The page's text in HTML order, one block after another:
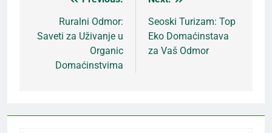
Кретање
чланка
Ruralni Odmor:
Saveti za Uživanje u
Organic
Domaćinstvima
Seoski Turizam: Top
Eko Domaćinstava
za Vaš Odmor